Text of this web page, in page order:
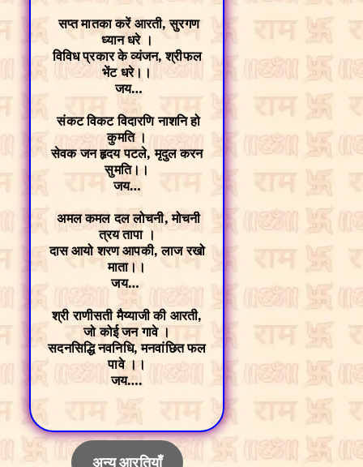
सप्त मातका करें आरती, सुरगण
ध्यान धरे ।
विविध प्रकार के व्यंजन, श्रीफल
भेंट धरे।।
जय…
संकट विकट विदारणि नाशनि हो
कुमति ।
सेवक जन हृदय पटले, मृदुल करन
सुमति।।
जय…
अमल कमल दल लोचनी, मोचनी
त्रय तापा ।
दास आयो शरण आपकी, लाज रखो
माता।।
जय…
श्री राणीसती मैय्याजी की आरती,
जो कोई जन गावे ।
सदनसिद्धि नवनिधि, मनवांछित फल
पावे ।।
जय….
अन्य आरतियाँ